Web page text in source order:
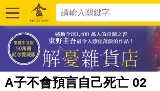
A子不會預言自己死亡 02